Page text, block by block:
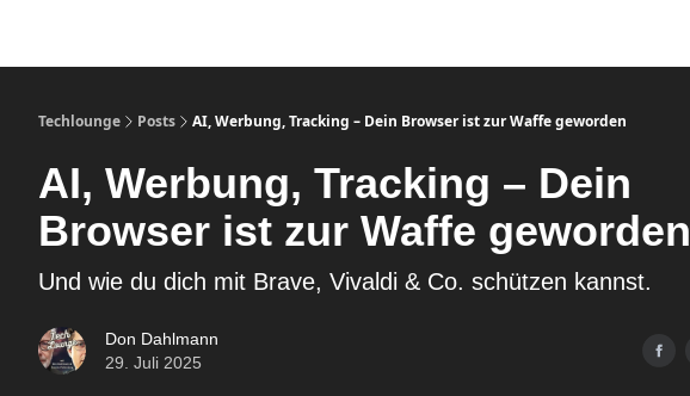
Techlounge Posts AI, Werbung, Tracking – Dein Browser ist zur Waffe geworden
AI, Werbung, Tracking – Dein
Browser ist zur Waffe geworden
Und wie du dich mit Brave, Vivaldi & Co. schützen kannst.
Don Dahlmann
29. Juli 2025